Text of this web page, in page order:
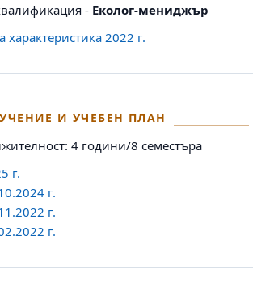
- Еколог-мениджър
2022 г.
И УЧЕБЕН ПЛАН
4 години/8 семестъра
г.
г.
г.
г.